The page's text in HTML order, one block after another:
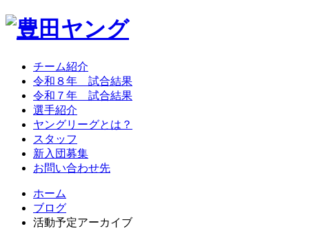
チーム紹介
令和８年 試合結果
令和７年 試合結果
選手紹介
ヤングリーグとは？
スタッフ
新入団募集
お問い合わせ先
ホーム
ブログ
活動予定アーカイブ